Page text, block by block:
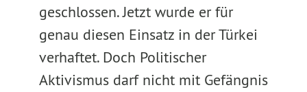
geschlossen. Jetzt wurde er für
genau diesen Einsatz in der Türkei
verhaftet. Doch Politischer
Aktivismus darf nicht mit Gefängnis